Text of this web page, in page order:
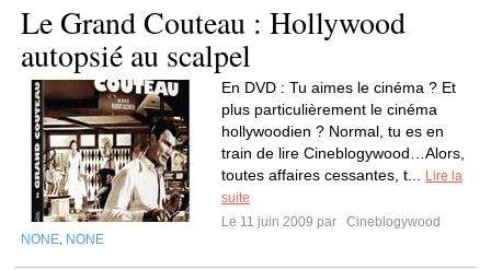
Le Grand Couteau : Hollywood
autopsié au scalpel
En DVD : Tu aimes le cinéma ? Et
plus particulièrement le cinéma
hollywoodien ? Normal, tu es en
train de lire Cineblogywood…Alors,
toutes affaires cessantes, t...
Lire la
suite
Le 11 juin 2009 par
Cineblogywood
NONE NONE